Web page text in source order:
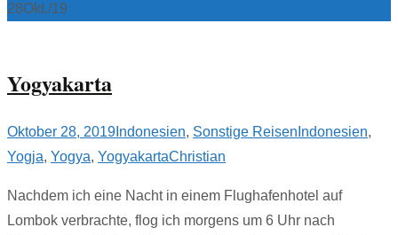
28Okt./19
Yogyakarta
Oktober 28, 2019 Indonesien, Sonstige Reisen Indonesien,
Yogja, Yogya, YogyakartaChristian
Nachdem ich eine Nacht in einem Flughafenhotel auf
Lombok verbrachte, flog ich morgens um 6 Uhr nach